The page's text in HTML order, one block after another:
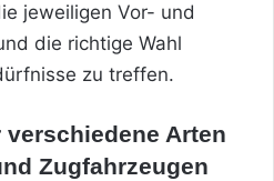
jeweiligen Vor- und
die richtige Wahl
zu treffen.
Arten
Zugfahrzeugen